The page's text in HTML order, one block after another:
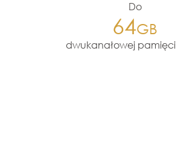
Do
64GB
dwukanałowej pamięci